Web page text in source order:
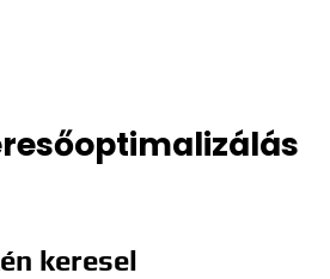
keresel